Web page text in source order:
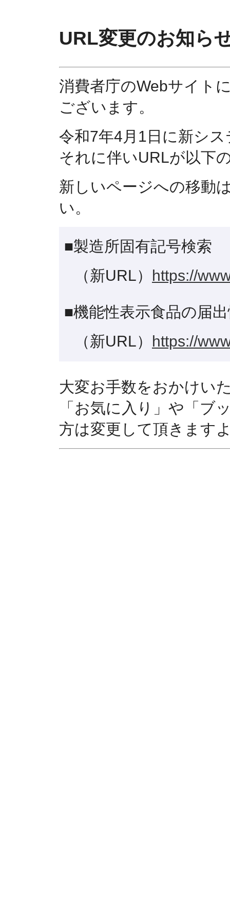
URL変更のお知ら
消費者庁のWebサイト
ございます。
令和7年4月1日に新シ
それに伴いURLが以下
新しいページへの移動
い。
■製造所固有記号検索
（新URL） https://
■機能性表示食品の届
（新URL） https://
大変お手数をおかけい
「お気に入り」や「ブ
方は変更して頂きます